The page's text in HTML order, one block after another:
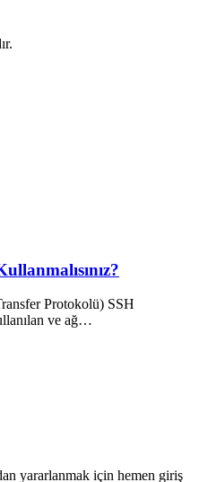
Protokolü) SSH
ve ağ…
yararlanmak için hemen giriş